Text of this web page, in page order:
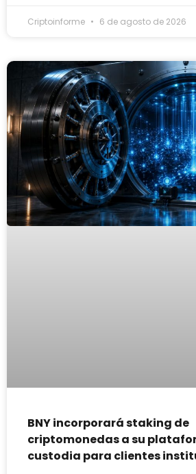
Criptoinforme 6 de agosto de 2026
BNY incorporará staking de
criptomonedas a su
custodia para clientes